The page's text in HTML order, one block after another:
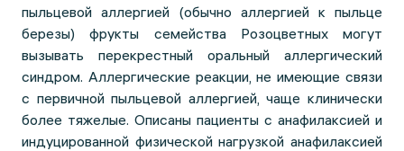
пыльцевой аллергией (обычно аллергией к пыльце
березы) фрукты семейства Розоцветных могут
вызывать перекрестный оральный аллергический
синдром. Аллергические реакции, не имеющие связи
с первичной пыльцевой аллергией, чаще клинически
более тяжелые. Описаны пациенты с анафилаксией и
индуцированной физической нагрузкой анафилаксией